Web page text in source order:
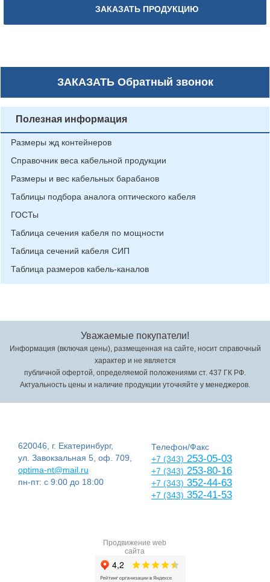
ЗАКАЗАТЬ ПРОДУКЦИЮ
ЗАКАЗАТЬОбратный звонок
Полезная информация
Размеры жд контейнеров
Справочник веса кабельной продукции
Размеры и вес кабельных барабанов
Таблицы подбора аналога оптического кабеля
ГОСТы
Таблица сечения кабеля по мощности
Таблица сечений кабеля СИП
Таблица размеров кабель-каналов
Уважаемые покупатели!
Информация (включая цены), размещенная на сайте, носит справочный
характер и не является
публичной офертой, определяемой положениями ст. 437 ГК РФ.
Актуальность цены и наличие продукции уточняйте у менеджеров.
620046, г. Екатеринбург,
ул. Завокзальная 5, оф. 709,
optima-nt@mail.ru
пн-пт: с 9:00 до 18:00
Телефон/Факс
+7 (343) 253-05-03
+7 (343) 253-80-16
+7 (343) 352-44-63
+7 (343) 352-41-53
Продвижение web
сайта